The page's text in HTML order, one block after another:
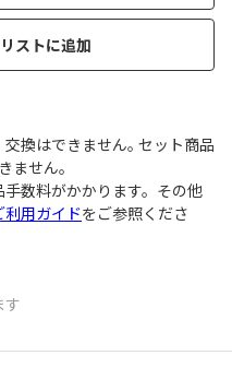
ストに追加
換はできません｡ セット商品
ません｡
数料がかかります。その他
利用ガイドをご参照くださ
す